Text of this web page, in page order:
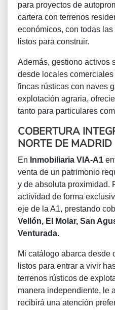
para proyectos de
cartera con terrenos
económicos, con todas
listos para construir.
Además, gestiono activos
desde locales
fincas rústicas con naves
explotación agraria,
tanto para particulares
COBERTURA
NORTE DE MADRID
En Inmobiliaria VIA-A1
venta de un patrimonio
y de absoluta proximidad.
actividad de forma
eje de la A1, prestando
Vellón, El Molar, San
Venturada.
Mi catálogo abarca desde
listos para entrar a vivir
terrenos rústicos de
manera independiente, le
recibirá una atención